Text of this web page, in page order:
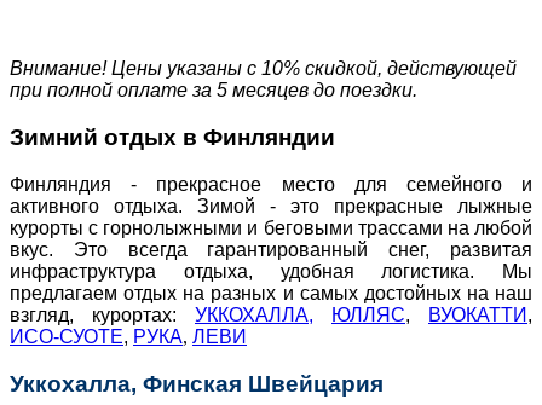
Внимание! Цены указаны с 10% скидкой, действующей
при полной оплате за 5 месяцев до поездки.
Зимний отдых в Финляндии
Финляндия - прекрасное место для семейного и
активного отдыха. Зимой - это прекрасные лыжные
курорты с горнолыжными и беговыми трассами на любой
вкус. Это всегда гарантированный снег, развитая
инфраструктура отдыха, удобная логистика. Мы
предлагаем отдых на разных и самых достойных на наш
взгляд, курортах: УККОХАЛЛА, ЮЛЛЯС, ВУОКАТТИ ,
ИСО-СУОТЕ, РУКА, ЛЕВИ
Уккохалла, Финская Швейцария